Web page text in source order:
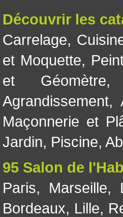
Découvrir les
Carrelage,
et Moquette,
et Géomètre
Agrandissement,
Maçonnerie et
Jardin, Piscine,
95 Salon de
Paris, Marseille,
Bordeaux, Lille,